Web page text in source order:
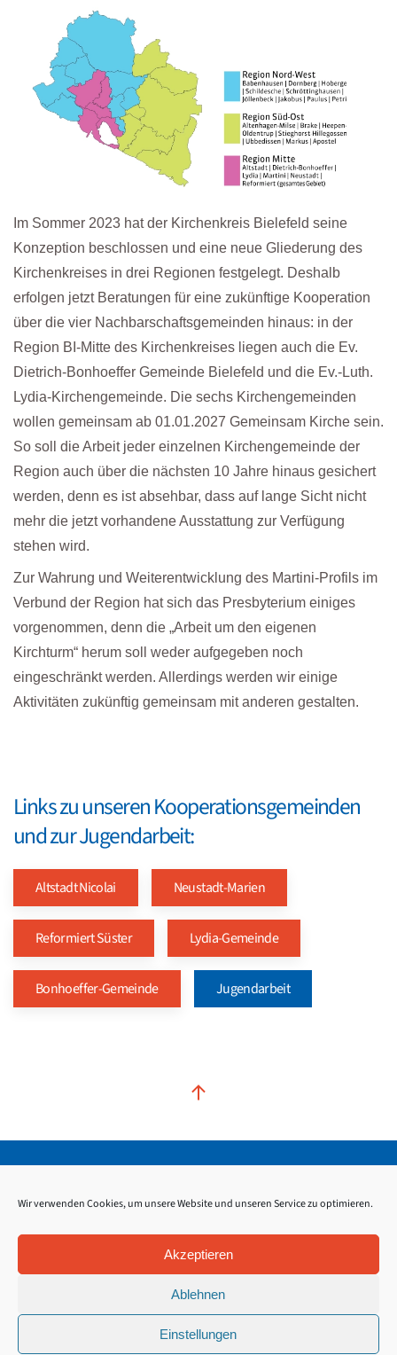
Wir verwenden Cookies, um unsere Website und unseren Service zu optimieren.
Akzeptieren
Ablehnen
Einstellungen
Im Sommer 2023 hat der Kirchenkreis Bielefeld seine
Konzeption beschlossen und eine neue Gliederung des
Kirchenkreises in drei Regionen festgelegt. Deshalb
erfolgen jetzt Beratungen für eine zukünftige Kooperation
über die vier Nachbarschaftsgemeinden hinaus: in der
Region BI-Mitte des Kirchenkreises liegen auch die Ev.
Dietrich-Bonhoeffer Gemeinde Bielefeld und die Ev.-Luth.
Lydia-Kirchengemeinde. Die sechs Kirchengemeinden
wollen gemeinsam ab 01.01.2027 Gemeinsam Kirche sein.
So soll die Arbeit jeder einzelnen Kirchengemeinde der
Region auch über die nächsten 10 Jahre hinaus gesichert
werden, denn es ist absehbar, dass auf lange Sicht nicht
mehr die jetzt vorhandene Ausstattung zur Verfügung
stehen wird.
Zur Wahrung und Weiterentwicklung des Martini-Profils im
Verbund der Region hat sich das Presbyterium einiges
vorgenommen, denn die „Arbeit um den eigenen
Kirchturm“ herum soll weder aufgegeben noch
eingeschränkt werden. Allerdings werden wir einige
Aktivitäten zukünftig gemeinsam mit anderen gestalten.
Links zu unseren Kooperationsgemeinden
und zur Jugendarbeit:
Altstadt Nicolai Neustadt-Marien
Reformiert Süster Lydia-Gemeinde
Bonhoeffer-Gemeinde Jugendarbeit